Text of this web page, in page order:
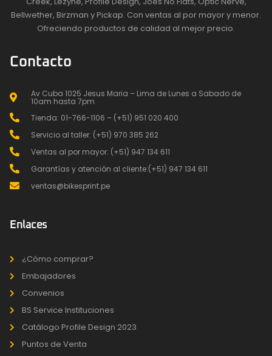
Bellwether, Birzman y Pickap. Con ventas al por mayor y menor.
Ofreciendo productos de calidad al mejor precio.
Contacto
Av Cuba 1025 Jesus Maria – Lima de Lunes a Sabado de
10am hasta 7pm
Tienda: 01-766-1106 – (+51) 951 020 400
Servicio al taller: (+51) 970 385 262
Ventas al por mayor: (+51) 947 134 611
Garantías y atención al cliente:(+51) 947 134 611
ventas@bikesprint.pe
Enlaces
¿Cómo comprar?
Embajadores
Convenios
BS Service Instituciones
Catálogo Profile Design 2023
Puntos de Venta